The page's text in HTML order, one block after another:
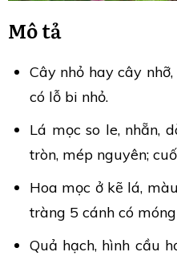
Mô tả
Cây nhỏ hay cây
có lỗ bi nhỏ.
Lá mọc so le, nhẵn,
tròn, mép nguyên;
Hoa mọc ở kẽ lá,
tràng 5 cánh có
Quả hạch, hình cầu